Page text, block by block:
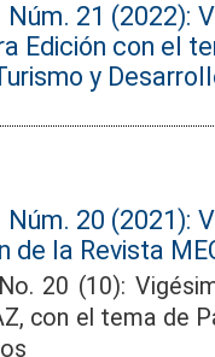
Núm. 21 (2022):
Edición con el
y
Núm. 20 (2021):
de la Revista
20 (10):
con el tema de